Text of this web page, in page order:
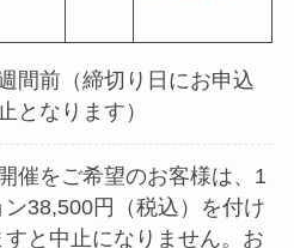
間前（締切り⽇にお申込
となります）
催をご希望のお客様は、1
38,500円（税込）を付け
と中⽌になりません。お